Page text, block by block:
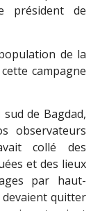
président de
de la
campagne
de Bagdad,
observateurs
collé des
et des lieux
par haut-
quitter